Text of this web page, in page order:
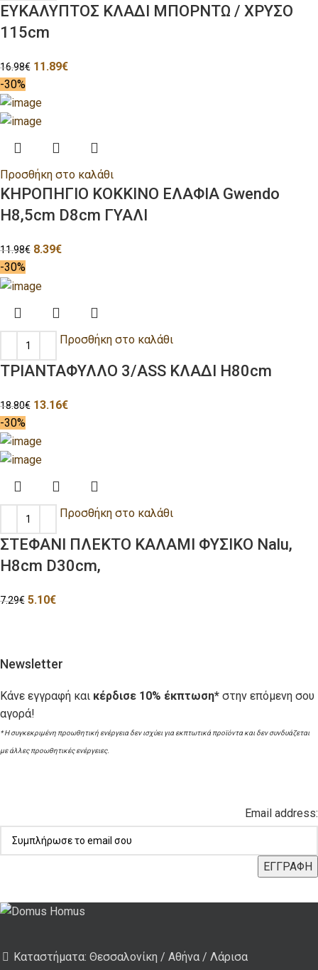
ΕΥΚΑΛΥΠΤΟΣ ΚΛΑΔΙ ΜΠΟΡΝΤΩ / ΧΡΥΣΟ
115cm
16.98€ 11.89€
-30%
Προσθήκη στο καλάθι
ΚΗΡΟΠΗΓΙΟ ΚΟΚΚΙΝΟ ΕΛΑΦΙΑ Gwendo
H8,5cm D8cm ΓΥΑΛΙ
11.98€ 8.39€
-30%
Προσθήκη στο καλάθι
ΤΡΙΑΝΤΑΦΥΛΛΟ 3/ASS ΚΛΑΔΙ H80cm
18.80€ 13.16€
-30%
Προσθήκη στο καλάθι
ΣΤΕΦΑΝΙ ΠΛΕΚΤΟ ΚΑΛΑΜΙ ΦΥΣΙΚΟ Nalu,
H8cm D30cm,
7.29€ 5.10€
Newsletter
Κάνε εγγραφή και κέρδισε 10% έκπτωση* στην επόμενη σου
αγορά!
* Η συγκεκριμένη προωθητική ενέργεια δεν ισχύει για εκπτωτικά προϊόντα και δεν συνδυάζεται
με άλλες προωθητικές ενέργειες.
Email address:
Καταστήματα: Θεσσαλονίκη / Αθήνα / Λάρισα